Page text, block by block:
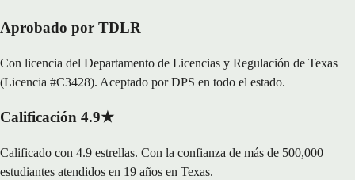
Aprobado por TDLR
Con licencia del Departamento de Licencias y Regulación de Texas
(Licencia #C3428). Aceptado por DPS en todo el estado.
Calificación 4.9★
Calificado con 4.9 estrellas. Con la confianza de más de 500,000
estudiantes atendidos en 19 años en Texas.